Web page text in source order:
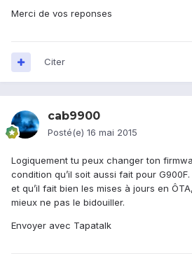
Merci de vos reponses
Citer
cab9900
Posté(e) 16 mai 2015
Logiquement tu peux changer ton
condition qu’il soit aussi fait pour
et qu’il fait bien les mises à jours en
mieux ne pas le bidouiller.
Envoyer avec Tapatalk